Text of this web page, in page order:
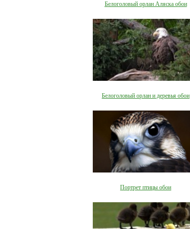
Белоголовый орлан Аляска обои
Белоголовый орлан и деревья обои
Портрет птицы обои